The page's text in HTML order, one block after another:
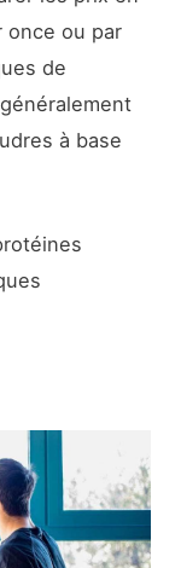
once ou par
de
à base